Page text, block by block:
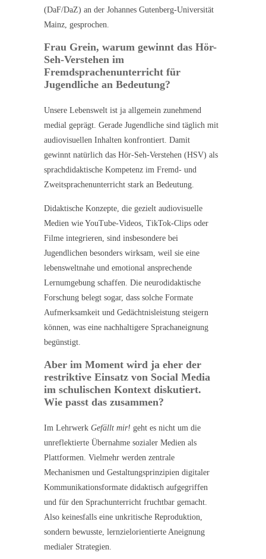
(DaF/DaZ) an der Johannes Gutenberg-Universität
Mainz, gesprochen.
Frau Grein, warum gewinnt das Hör-
Seh-Verstehen im
Fremdsprachenunterricht für
Jugendliche an Bedeutung?
Unsere Lebenswelt ist ja allgemein zunehmend
medial geprägt. Gerade Jugendliche sind täglich mit
audiovisuellen Inhalten konfrontiert. Damit
gewinnt natürlich das Hör-Seh-Verstehen (HSV) als
sprachdidaktische Kompetenz im Fremd- und
Zweitsprachenunterricht stark an Bedeutung.
Didaktische Konzepte, die gezielt audiovisuelle
Medien wie YouTube-Videos, TikTok-Clips oder
Filme integrieren, sind insbesondere bei
Jugendlichen besonders wirksam, weil sie eine
lebensweltnahe und emotional ansprechende
Lernumgebung schaffen. Die neurodidaktische
Forschung belegt sogar, dass solche Formate
Aufmerksamkeit und Gedächtnisleistung steigern
können, was eine nachhaltigere Sprachaneignung
begünstigt.
Aber im Moment wird ja eher der
restriktive Einsatz von Social Media
im schulischen Kontext diskutiert.
Wie passt das zusammen?
Im Lehrwerk Gefällt mir! geht es nicht um die
unreflektierte Übernahme sozialer Medien als
Plattformen. Vielmehr werden zentrale
Mechanismen und Gestaltungsprinzipien digitaler
Kommunikationsformate didaktisch aufgegriffen
und für den Sprachunterricht fruchtbar gemacht.
Also keinesfalls eine unkritische Reproduktion,
sondern bewusste, lernzielorientierte Aneignung
medialer Strategien.